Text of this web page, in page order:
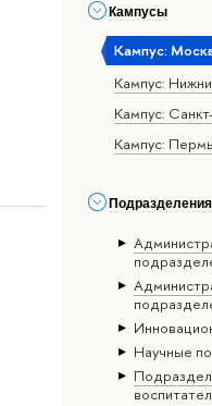
Кампусы
Кампус:
Кампус:
Кампус:
Кампус: Пермь
Подразделения
Научные